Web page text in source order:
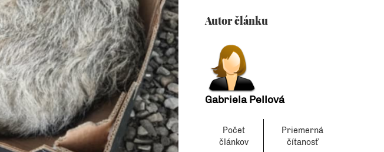
Autor článku
Gabriela Pellová
Počet
článkov
Priemerná
čítanosť